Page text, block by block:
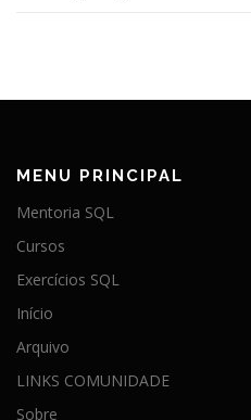
MENU PRINCIPAL
Mentoria SQL
Cursos
Exercícios SQL
Início
Arquivo
LINKS COMUNIDADE
Sobre